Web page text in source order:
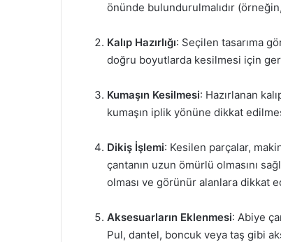
önünde bulundurulmalıdır
Kalıp Hazırlığı: Seçilen tasarıma
doğru boyutlarda kesilmesi için
Kumaşın Kesilmesi: Hazırlanan
kumaşın iplik yönüne dikkat
Dikiş İşlemi: Kesilen parçalar,
çantanın uzun ömürlü olmasını
olması ve görünür alanlara dikkat
Aksesuarların Eklenmesi: Abiye
Pul, dantel, boncuk veya taş gibi